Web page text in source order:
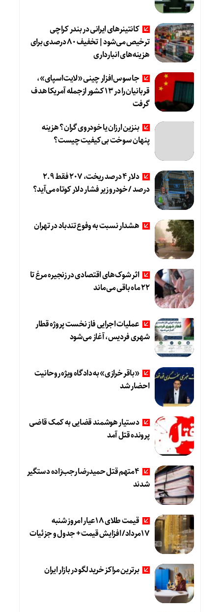
کانتینرهای ایرانی در بندر کراچی
ترخیص می‌شود| تخفیف ۸۰ درصدی برای
هزینه‌های انبارداری
جاسوس‌افزار چینی «لایت‌اسپای»،
قربانیان را در ۱۳ کشور ازجمله آمریکا هدف
گرفت
بنزین ارزان یا خودروی گران؟ هزینه
پنهان سوخت بی‌کیفیت چیست؟
دلار ۴ درصد ریخت، ۲۰۷ فقط ۲.۹
درصد / خودرو زیر فشار دلار کوتاه می‌آید؟
هشدار نسبت به وفوع تندباد در تهران
اثر شوک‌های اقتصادی در زنجیره مرغ تا
22 ماه باقی می‌ماند
عملیات اجرایی فاز نخست پروژه قطار
شهری فردیس، آغاز می‌شود
«باقر خرازی» به دادگاه ویژه روحانیت
احضار شد
دستیار هوشمند قضایی به کمک قاضی
پرونده قتل آمد
4متهم قتل حمیدرضا رجب‌زاده دستگیر
شدند
قیمت طلای 18عیار امروز شنبه
17مرداد/ افزایش قیمت + جدول و جزئیات
برترین مراکز خرید لگو در بازار ایران